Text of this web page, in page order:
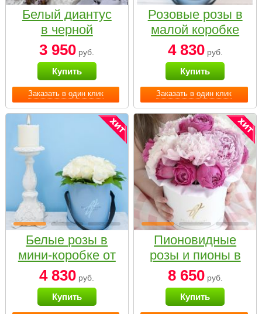
Заказать в один клик
Белый диантус
в черной
коробке Small
3 950 руб.
Купить
Заказать в один клик
Розовые розы в
малой коробке
4 830руб.
Купить
Белые розы в
мини-коробке от
Bella Fiori
4 830 руб.
Купить
Пионовидные
розы и пионы в
белой коробке
Small
8 650руб.
Купить